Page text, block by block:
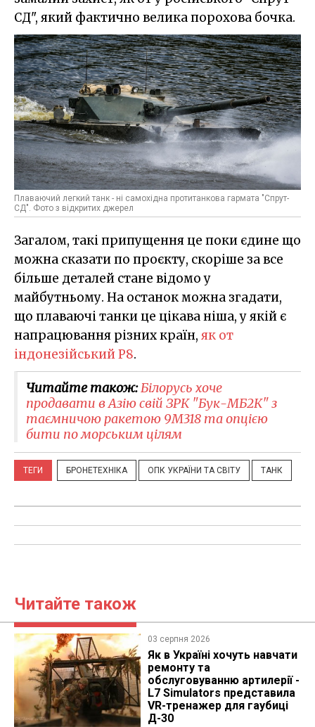
СД", який фактично велика порохова бочка.
Плаваючий легкий танк - ні самохідна протитанкова гармата "Спрут-
СД". Фото з відкритих джерел
Загалом, такі припущення це поки єдине що
можна сказати по проєкту, скоріше за все
більше деталей стане відомо у
майбутньому. На останок можна згадати,
що плаваючі танки це цікава ніша, у якій є
напрацювання різних країн, як от
індонезійський P8.
Читайте також:Білорусь хоче
продавати в Азію свій ЗРК "Бук-МБ2К" з
таємничою ракетою 9М318 та опцією
бити по морським цілям
ТЕГИ БРОНЕТЕХНІКА ОПК УКРАЇНИ ТА СВІТУ ТАНК
Читайте також
03 серпня 2026
Як в Україні хочуть навчати
ремонту та
обслуговуванню артилерії -
L7 Simulators представила
VR-тренажер для гаубиці
Д-30